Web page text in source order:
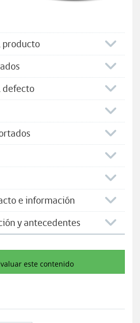
producto
defecto
e información
y antecedentes
este contenido